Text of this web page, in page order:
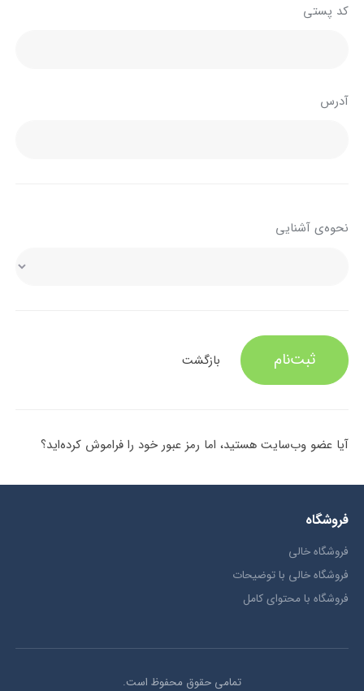
کد پستی
آدرس
نحوه‌ی آشنایی
ثبت‌نام بازگشت
آیا عضو وب‌سایت هستید، اما رمز عبور خود را فراموش کرده‌اید؟
فروشگاه
فروشگاه خالی
فروشگاه خالی با توضیحات
فروشگاه با محتوای کامل
تمامی حقوق محفوظ است.